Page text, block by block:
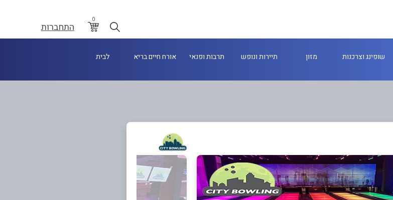
0
התחברות
שופינג וצרכנות מזון תיירות ונופש תרבות ופנאי אורח חיים בריא לבית